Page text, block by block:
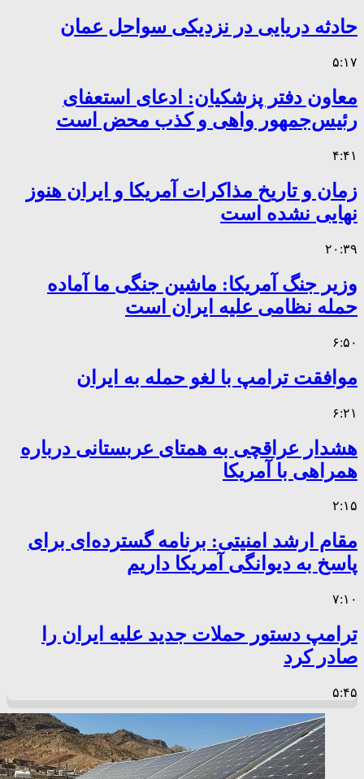
حادثه دریایی در نزدیکی سواحل عمان
۵:۱۷
معاون دفتر پزشکیان: ادعای استعفای
رئیس‌جمهور واهی و کذب محض است
۴:۴۱
زمان و تاریخ مذاکرات آمریکا و ایران هنوز
نهایی نشده است
۲۰:۳۹
وزیر جنگ آمریکا: ماشین جنگی ما آماده
حمله نظامی علیه ایران است
۶:۵۰
موافقت ترامپ با لغو حمله به ایران
۶:۲۱
هشدار عراقچی به همتای عربستانی درباره
همراهی با آمریکا
۲:۱۵
مقام ارشد امنیتی: برنامه گسترده‌ای برای
پاسخ به دیوانگی آمریکا داریم
۷:۱۰
ترامپ دستور حملات جدید علیه ایران را
صادر کرد
۵:۴۵